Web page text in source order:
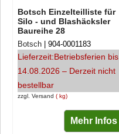
Botsch Einzelteilliste für
Silo - und Blashäcksler
Baureihe 28
zzgl. Versand kg
Botsch 904-0001183
Lieferzeit:Betriebsferien bis
14.08.2026 – Derzeit nicht
bestellbar
Mehr Infos